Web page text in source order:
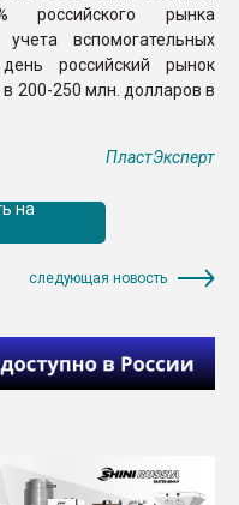
рынка
вспомогательных
российский рынок
200-250 млн. долларов в
ПластЭксперт
на
следующая новость